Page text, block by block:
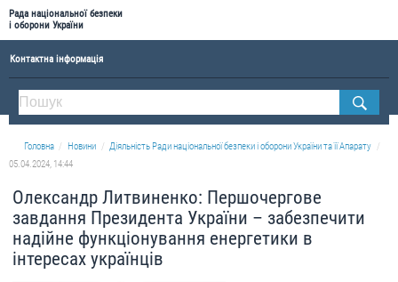
Рада національної безпеки
і оборони України
Контактна інформація
ПРО РНБОУ
Склад Ради національної безпеки і оборони України
Апарат Ради національної безпеки і оборони України
Історична довідка про діяльність Ради національної безпеки і оборони України
ОФІЦІЙНІ ДОКУМЕНТИ
Головна Новини
Діяльність Ради національної безпеки і оборони України та її Апарату
05.04.2024, 14:44
Олександр Литвиненко: Першочергове
завдання Президента України – забезпечити
надійне функціонування енергетики в
інтересах українців